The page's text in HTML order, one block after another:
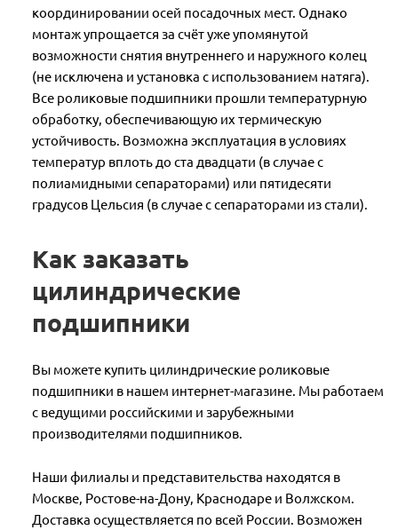
координировании осей посадочных мест. Однако
монтаж упрощается за счёт уже упомянутой
возможности снятия внутреннего и наружного колец
(не исключена и установка с использованием натяга).
Все роликовые подшипники прошли температурную
обработку, обеспечивающую их термическую
устойчивость. Возможна эксплуатация в условиях
температур вплоть до ста двадцати (в случае с
полиамидными сепараторами) или пятидесяти
градусов Цельсия (в случае с сепараторами из стали).
Как заказать
цилиндрические
подшипники
Вы можете купить цилиндрические роликовые
подшипники в нашем интернет-магазине. Мы работаем
с ведущими российскими и зарубежными
производителями подшипников.
Наши филиалы и представительства находятся в
Москве, Ростове-на-Дону, Краснодаре и Волжском.
Доставка осуществляется по всей России. Возможен